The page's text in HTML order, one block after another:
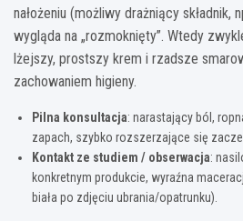
nałożeniu (możliwy drażniący składnik,
wygląda na „rozmoknięty”. Wtedy
lżejszy, prostszy krem i rzadsze
zachowaniem higieny.
Pilna konsultacja: narastający ból,
zapach, szybko rozszerzające się
Kontakt ze studiem / obserwacja:
konkretnym produkcie, wyraźna
biała po zdjęciu ubrania/opatrunku).